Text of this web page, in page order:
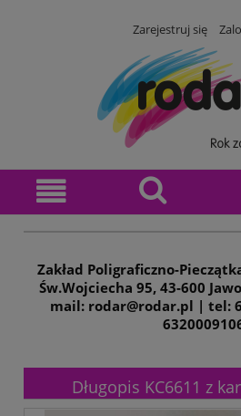
Zarejestruj się
Zakład Poligraficzno-
Św.Wojciecha 95, 43-600
mail: rodar@rodar.pl | tel:
Długopis KC6611 z